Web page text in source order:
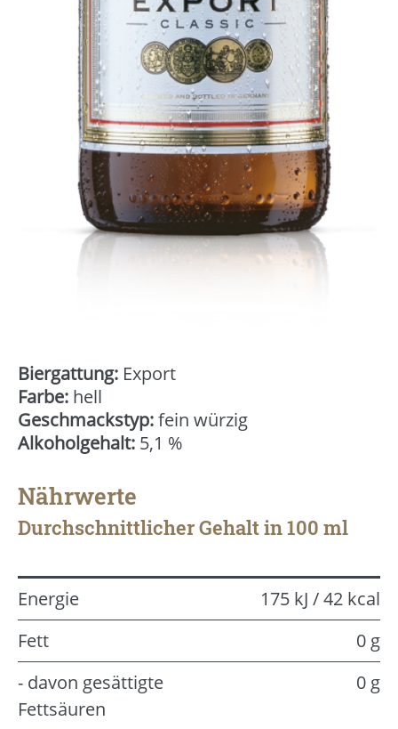
Biergattung: Export
Farbe: hell
Geschmackstyp:fein würzig
Alkoholgehalt: 5,1 %
Nährwerte
Durchschnittlicher Gehalt in 100 ml
Energie
175 kJ / 42 kcal
Fett
0 g
- davon gesättigte
Fettsäuren
0 g